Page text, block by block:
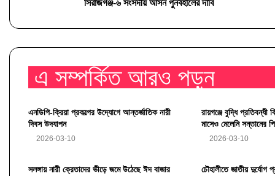
2026-03-29
2026-03-10
সিরাজগঞ্জে জাতীয় দুর্যোগ প্রস্তুতি দিবস উদযাপন
সিরাজগঞ্জ-৬ সংসদীয় আসন পুনর্বহালের দাবি
এ সম্পর্কিত আরও পড়ুন
এনডিপি-ক্রিয়া প্রকল্পের উদ্যোগে আন্তর্জাতিক নারী
দিবস উদযাপন
2026-03-10
রায়গঞ্জে বুদ্ধি প্রতিবন্ধী
মাসেও মেলেনি সন্তানের
2026-03-10
সলঙ্গায় নারী ক্রেতাদের ভীড়ে জমে উঠেছে ঈদ বাজার চৌহালীতে জাতীয় দুর্যোগ